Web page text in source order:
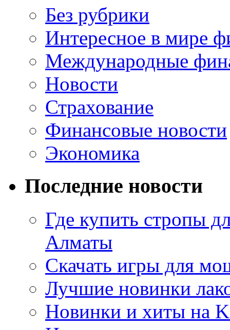
Без рубрики
Интересное в мире
Международные
Новости
Страхование
Финансовые новости
Экономика
Последние новости
Где купить стропы
Алматы
Скачать игры для
Лучшие новинки
Новинки и хиты на